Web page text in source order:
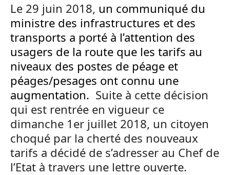
Le 29 juin 2018, un communiqué du
ministre des infrastructures et des
transports a porté à l’attention des
usagers de la route que les tarifs au
niveaux des postes de péage et
péages/pesages ont connu une
augmentation. Suite à cette décision
qui est rentrée en vigueur ce
dimanche 1er juillet 2018, un citoyen
choqué par la cherté des nouveaux
tarifs a décidé de s’adresser au Chef de
l’Etat à travers une lettre ouverte.